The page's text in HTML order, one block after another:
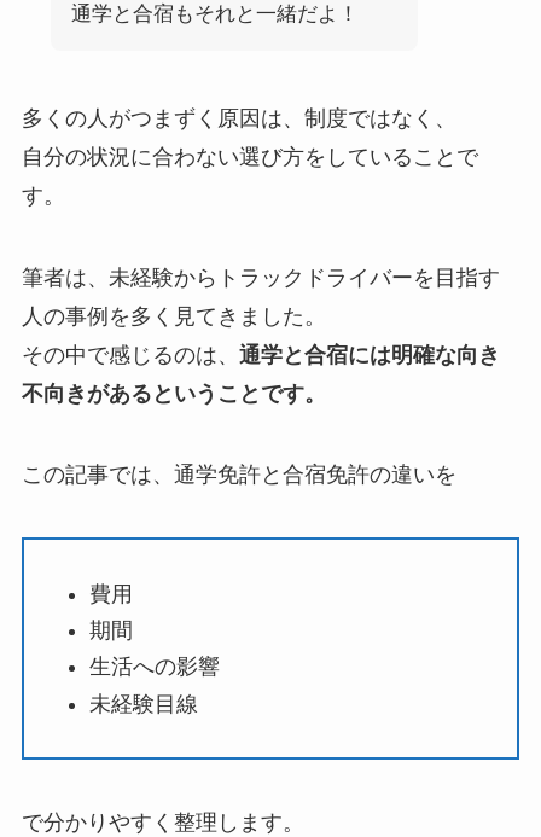
通学と合宿もそれと一緒だよ！
多くの人がつまずく原因は、制度ではなく、
自分の状況に合わない選び方をしていることで
す。
筆者は、未経験からトラックドライバーを目指す
人の事例を多く見てきました。
その中で感じるのは、 通学と合宿には明確な向き
不向きがあるということです。
この記事では、通学免許と合宿免許の違いを
費用
期間
生活への影響
未経験目線
で分かりやすく整理します。